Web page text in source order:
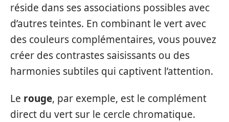
réside dans ses associations possibles avec
d’autres teintes. En combinant le vert avec
des couleurs complémentaires, vous pouvez
créer des contrastes saisissants ou des
harmonies subtiles qui captivent l’attention.
Le rouge, par exemple, est le complément
direct du vert sur le cercle chromatique.